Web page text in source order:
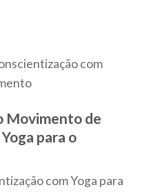
com
Movimento de
para o
com Yoga para